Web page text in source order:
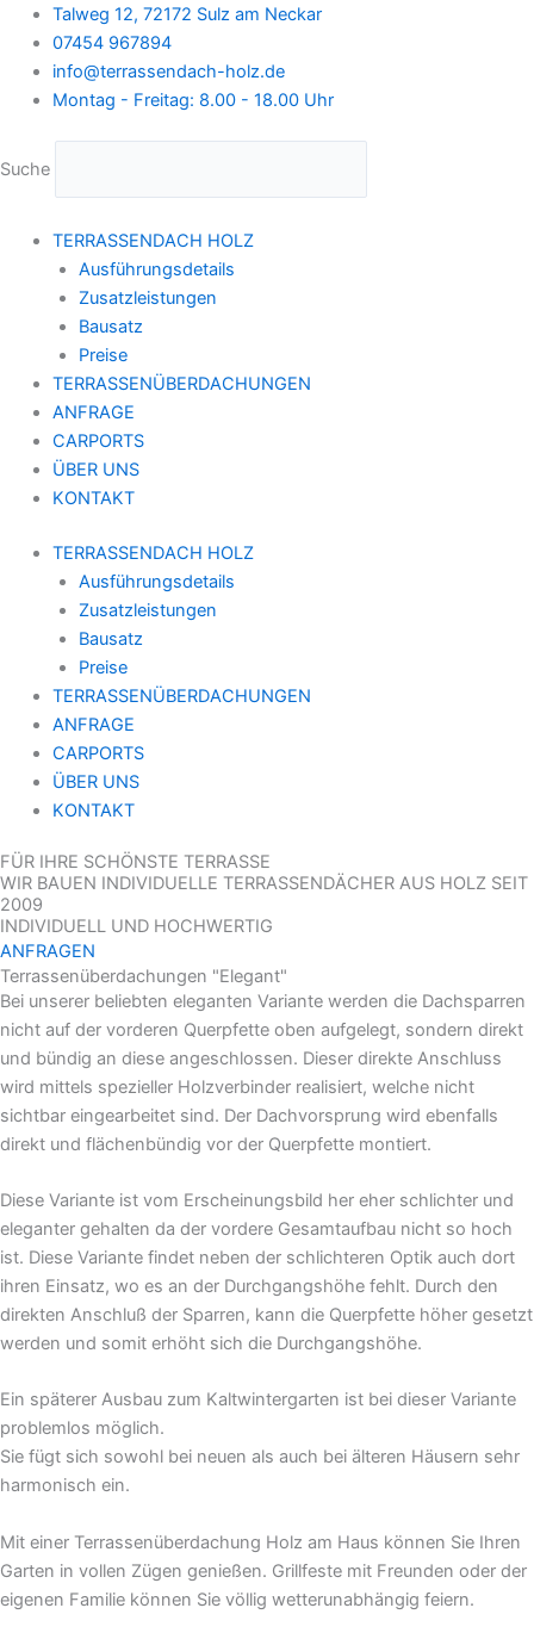
Zum
Inhalt
springen
Talweg 12, 72172 Sulz am Neckar
07454 967894
info@terrassendach-holz.de
Montag - Freitag: 8.00 - 18.00 Uhr
Suche
TERRASSENDACH HOLZ
Ausführungsdetails
Zusatzleistungen
Bausatz
Preise
TERRASSENÜBERDACHUNGEN
ANFRAGE
CARPORTS
ÜBER UNS
KONTAKT
TERRASSENDACH HOLZ
Ausführungsdetails
Zusatzleistungen
Bausatz
Preise
TERRASSENÜBERDACHUNGEN
ANFRAGE
CARPORTS
ÜBER UNS
KONTAKT
FÜR IHRE SCHÖNSTE TERRASSE
WIR BAUEN INDIVIDUELLE TERRASSENDÄCHER AUS HOLZ SEIT
2009
INDIVIDUELL UND HOCHWERTIG
ANFRAGEN
Terrassenüberdachungen "Elegant"
Bei unserer beliebten eleganten Variante werden die Dachsparren
nicht auf der vorderen Querpfette oben aufgelegt, sondern direkt
und bündig an diese angeschlossen. Dieser direkte Anschluss
wird mittels spezieller Holzverbinder realisiert, welche nicht
sichtbar eingearbeitet sind. Der Dachvorsprung wird ebenfalls
direkt und flächenbündig vor der Querpfette montiert.
Diese Variante ist vom Erscheinungsbild her eher schlichter und
eleganter gehalten da der vordere Gesamtaufbau nicht so hoch
ist. Diese Variante findet neben der schlichteren Optik auch dort
ihren Einsatz, wo es an der Durchgangshöhe fehlt. Durch den
direkten Anschluß der Sparren, kann die Querpfette höher gesetzt
werden und somit erhöht sich die Durchgangshöhe.
Ein späterer Ausbau zum Kaltwintergarten ist bei dieser Variante
problemlos möglich.
Sie fügt sich sowohl bei neuen als auch bei älteren Häusern sehr
harmonisch ein.
Mit einer Terrassenüberdachung Holz am Haus können Sie Ihren
Garten in vollen Zügen genießen. Grillfeste mit Freunden oder der
eigenen Familie können Sie völlig wetterunabhängig feiern.